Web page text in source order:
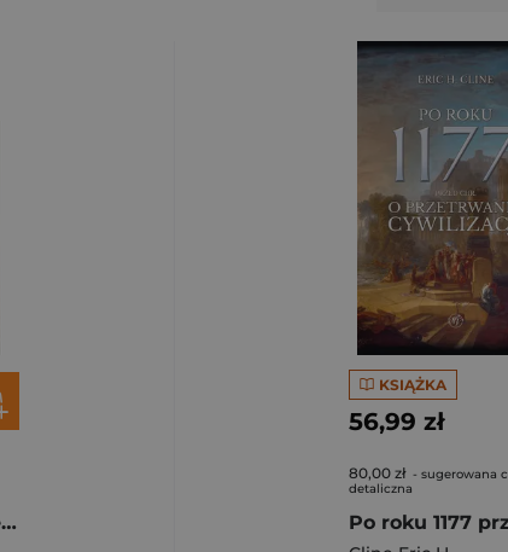
Celność broni strzeleckiej Praktyczny poradnik
KSIĄŻKA
56,99 zł
80,00 zł - sugerowana
detaliczna